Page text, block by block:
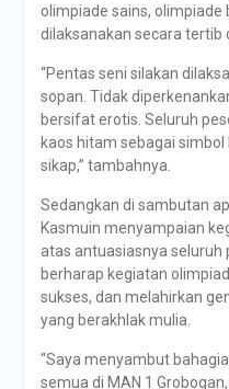
olimpiade sains, olimpiade
dilaksanakan secara tertib
“Pentas seni silakan
sopan. Tidak
bersifat erotis. Seluruh
kaos hitam sebagai
sikap,” tambahnya.
Sedangkan di sambutan
Kasmuin menyampaian
atas antuasiasnya seluruh
berharap kegiatan
sukses, dan melahirkan
yang berakhlak mulia.
“Saya menyambut
semua di MAN 1